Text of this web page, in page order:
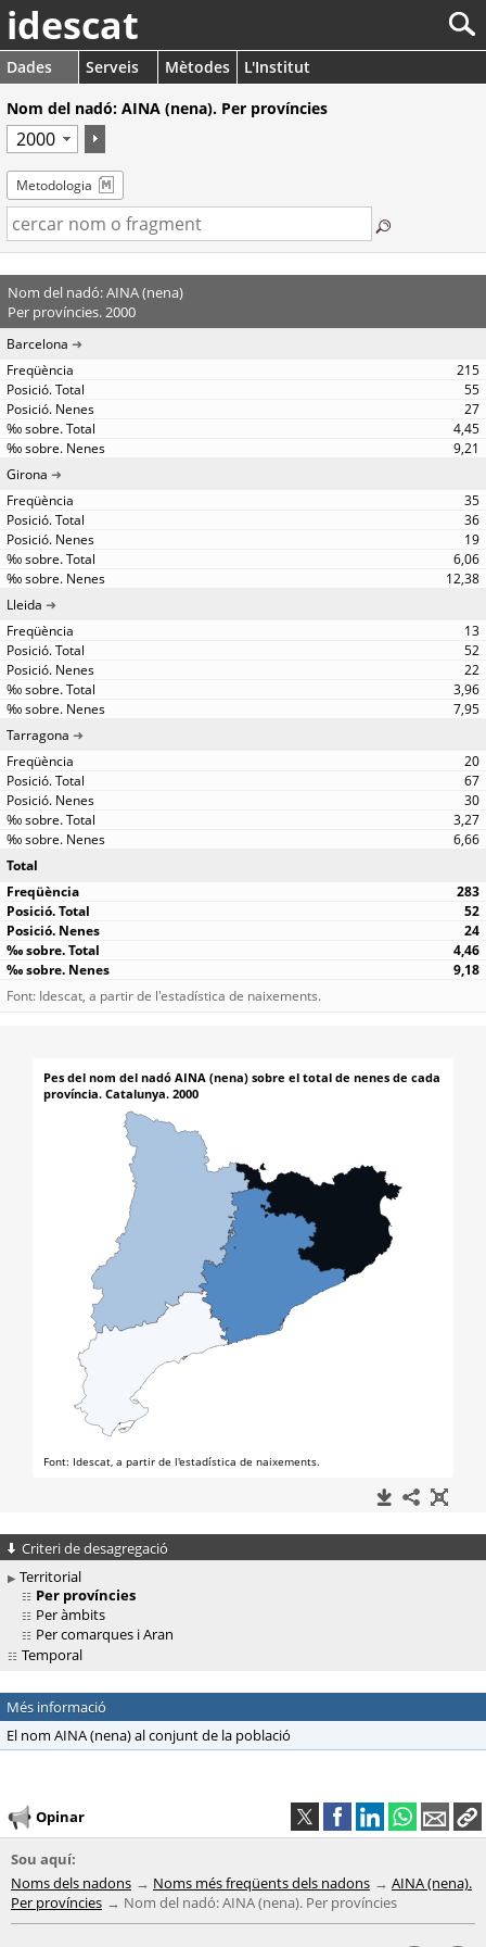
idescat
Dades Serveis Mètodes
L'Institut
Nom del nadó: AINA (nena). Per províncies
Metodologia
Nom del nadó: AINA (nena)
Per províncies. 2000
Barcelona
215
55
27
4,45
9,21
Girona
35
36
19
6,06
12,38
Lleida
13
52
22
3,96
7,95
Tarragona
20
67
30
3,27
6,66
Total
283
52
24
4,46
9,18
Font: Idescat, a partir de l'estadística de naixements.
Criteri de desagregació
Territorial
Per províncies
Per àmbits
Per comarques i Aran
Temporal
Més informació
El nom AINA (nena) al conjunt de la població
Opinar
Sou aquí:
Noms dels nadons
Noms més freqüents dels nadons
AINA (nena).
Per províncies
Nom del nadó: AINA (nena). Per províncies